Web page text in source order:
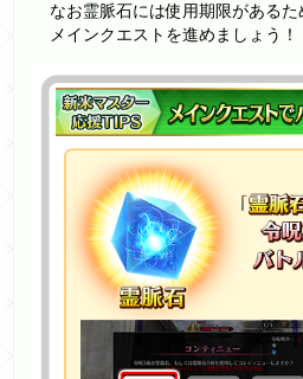
なお霊脈石には使用期限がある
メインクエストを進めましょう！